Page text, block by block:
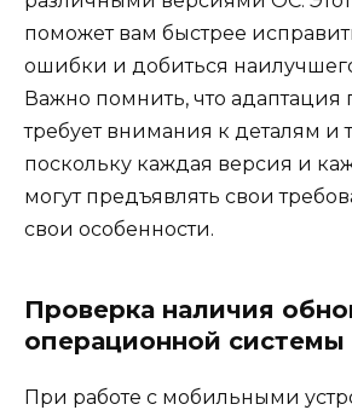
поможет вам быстрее
ошибки и добиться наилучшего
Важно помнить, что
требует внимания к деталям и
поскольку каждая версия и
могут предъявлять свои
свои особенности.
Проверка наличия
операционной системы
При работе с мобильными